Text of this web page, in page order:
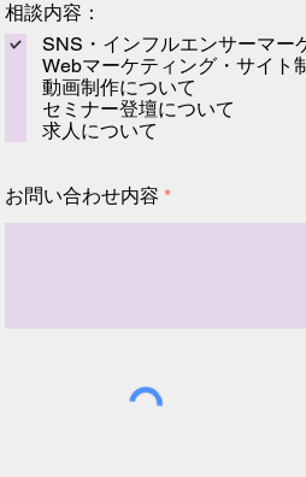
相談内容：
SNS・インフルエンサーマー
Webマーケティング・サイト
動画制作について
セミナー登壇について
求人について
お問い合わせ内容